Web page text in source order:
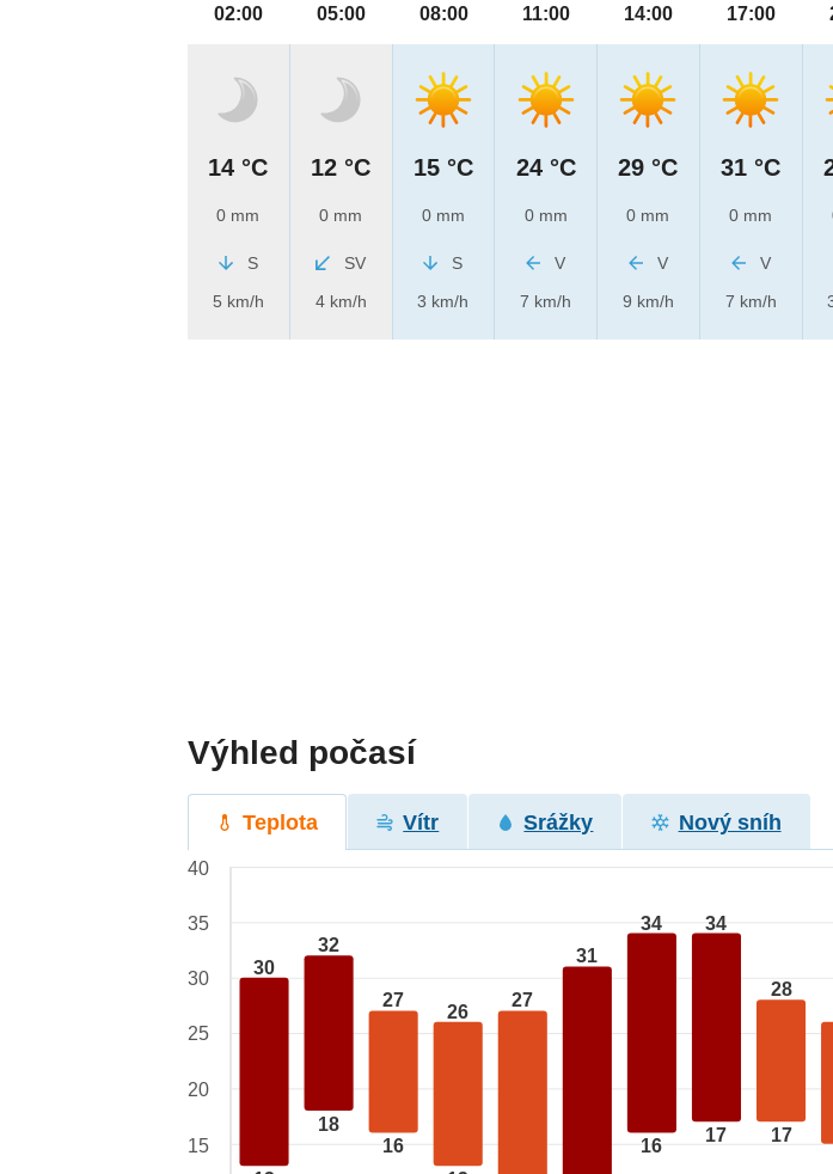
02:00
14 °C
0 mm
S
5 km/h
05:00
12 °C
0 mm
SV
4 km/h
08:00
15 °C
0 mm
S
3 km/h
11:00
24 °C
0 mm
V
7 km/h
14:00
29 °C
0 mm
V
9 km/h
17:00
31 °C
0 mm
V
7 km/h
Výhled počasí
Teplota Vítr Srážky Nový sníh
30
32
18
27
16
26
27
31
34
16
34
17
28
17
40
35
30
25
20
15